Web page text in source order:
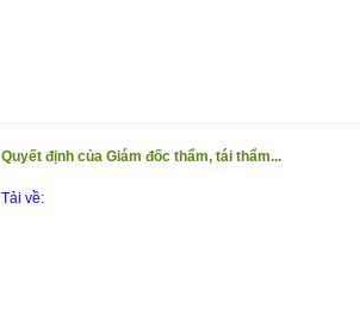
Quyết định của Giám đốc thẩm, tái thẩm...
Tải về: